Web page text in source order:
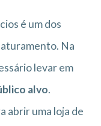
é um dos
Na
levar em
alvo.
abrir uma loja de